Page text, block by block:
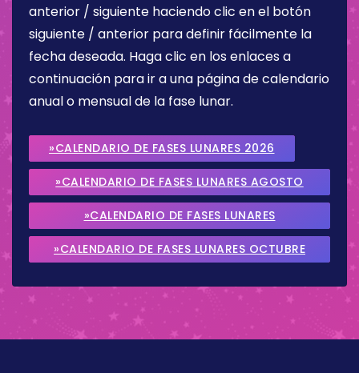
anterior / siguiente haciendo clic en el botón
siguiente / anterior para definir fácilmente la
fecha deseada. Haga clic en los enlaces a
continuación para ir a una página de calendario
anual o mensual de la fase lunar.
»CALENDARIO DE FASES LUNARES 2026
»CALENDARIO DE FASES LUNARES AGOSTO
2026
»CALENDARIO DE FASES LUNARES
SEPTIEMBRE 2026
»CALENDARIO DE FASES LUNARES OCTUBRE